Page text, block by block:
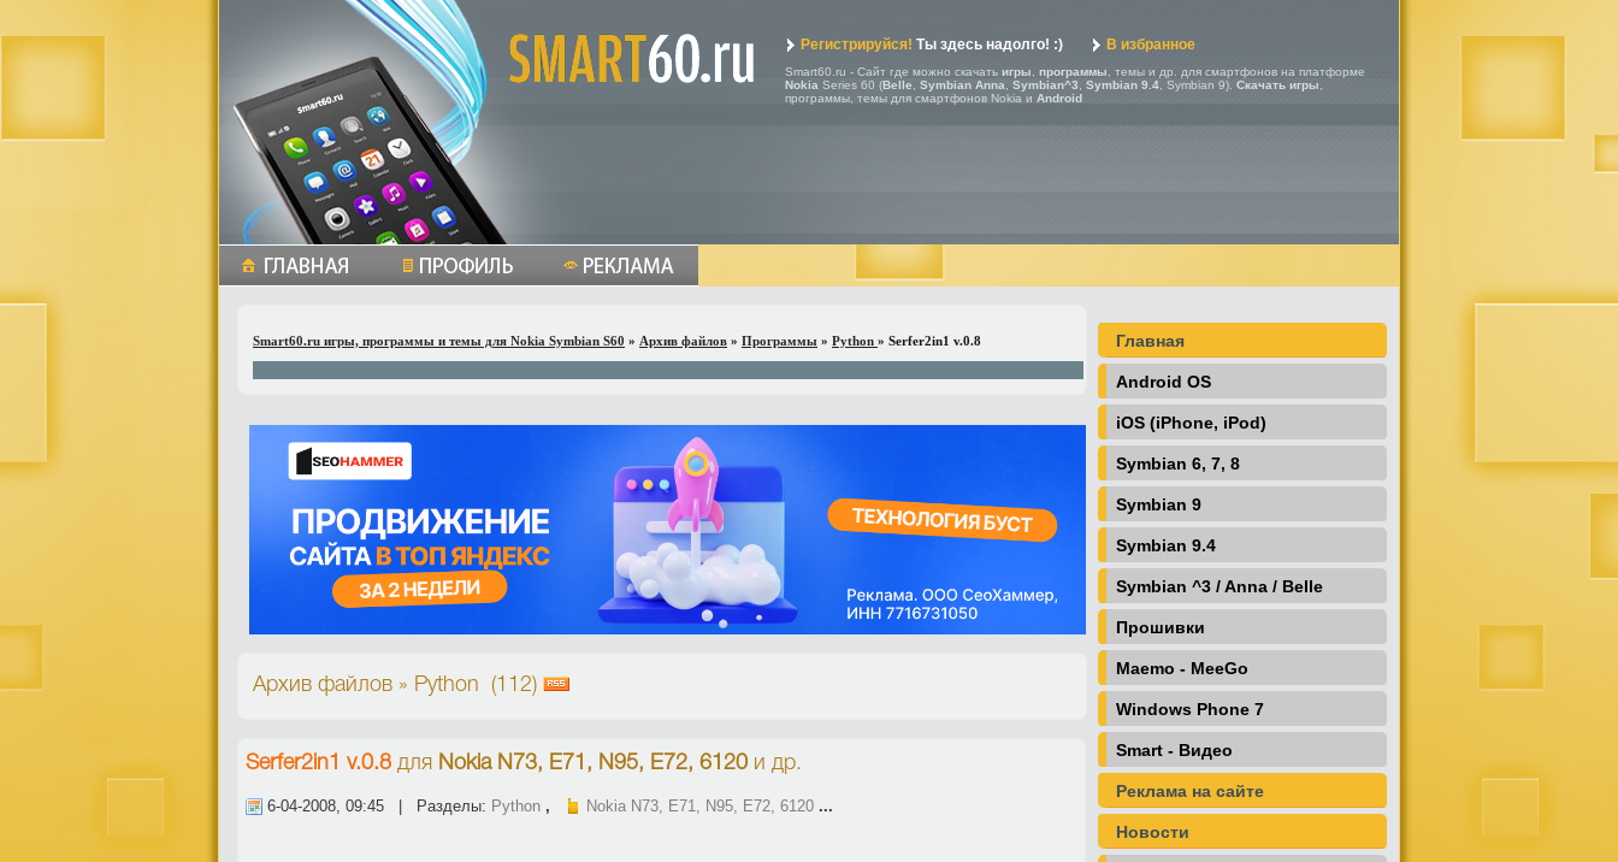
Регистрируйся! Ты здесь надолго! :) В избранное
Smart60.ru - Сайт где можно скачать игры программы , темы и др. для смартфонов на платформе
Nokia Series 60 (Belle Symbian Anna Symbian^3 Symbian 9.4 , Symbian 9). Скачать игры
программы, темы для смартфонов Nokia и Android
Smart60.ru игры, программы и темы для Nokia Symbian S60 » Архив файлов » Программы » Python » Serfer2in1 v.0.8
Архив файлов » Python (112)
Serfer2in1 v.0.8 для Nokia N73, E71, N95, E72, 6120и др.
6-04-2008, 09:45 | Разделы: Python , Nokia N73, E71, N95, E72, 6120 ...
Главная
Android OS
iOS (iPhone, iPod)
Symbian 6, 7, 8
Symbian 9
Symbian 9.4
Symbian ^3 / Anna / Belle
Прошивки
Maemo - MeeGo
Windows Phone 7
Smart - Видео
Реклама на сайте
Новости